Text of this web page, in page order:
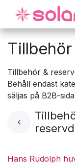
Hoppa till innehåll
Tillbehör &
Behåll endast
säljas på B2B-
Hans Rudolph